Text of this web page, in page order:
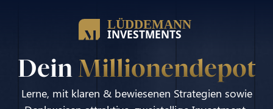
DeinMillionendepot
Lerne, mit klaren & bewiesenen Strategien sowie